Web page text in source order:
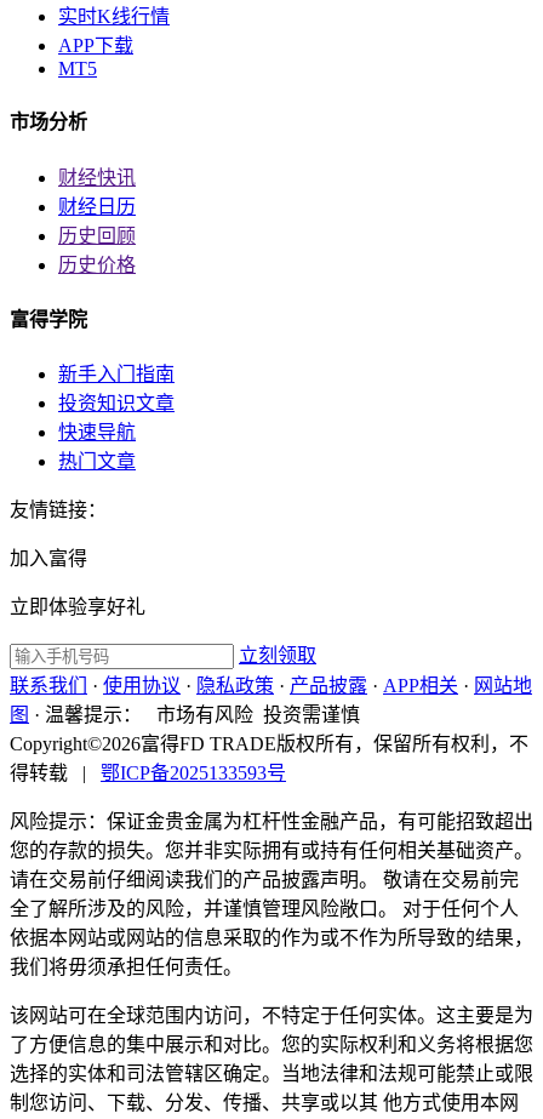
实时K线行情
APP下载
MT5
市场分析
财经快讯
财经日历
历史回顾
历史价格
富得学院
新手入门指南
投资知识文章
快速导航
热门文章
友情链接：
加入富得
立即体验享好礼
立刻领取
联系我们
· 使用协议 · 隐私政策 · 产品披露 · APP相关 · 网站地
图 · 温馨提示：
市场有风险 投资需谨慎
Copyright©2026富得FD TRADE版权所有，保留所有权利，不
得转载
| 鄂ICP备2025133593号
风险提示：保证金贵金属为杠杆性金融产品，有可能招致超出
您的存款的损失。您并非实际拥有或持有任何相关基础资产。
请在交易前仔细阅读我们的产品披露声明。 敬请在交易前完
全了解所涉及的风险，并谨慎管理风险敞口。 对于任何个人
依据本网站或网站的信息采取的作为或不作为所导致的结果，
我们将毋须承担任何责任。
该网站可在全球范围内访问，不特定于任何实体。这主要是为
了方便信息的集中展示和对比。您的实际权利和义务将根据您
选择的实体和司法管辖区确定。当地法律和法规可能禁止或限
制您访问、下载、分发、传播、共享或以其 他方式使用本网